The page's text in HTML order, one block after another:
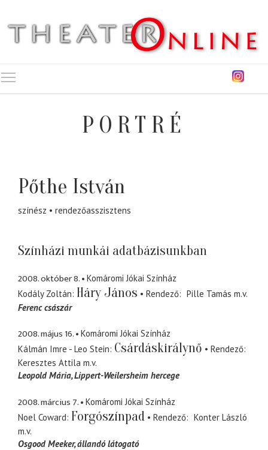
PORTRÉ
Pőthe István
színész rendezőasszisztens
Színházi munkái adatbázisunkban
2008. október 8.
Komáromi Jókai Színház
Kodály Zoltán Háry János Rendező Pille Tamás m.v.
Ferenc császár
2008. május 16.
Komáromi Jókai Színház
Kálmán Imre - Leo Stein Csárdáskirálynő
Rendező
Keresztes Attila m.v.
Leopold Mária Lippert-Weilersheim hercege
2008. március 7.
Komáromi Jókai Színház
Noel Coward Forgószínpad Rendező
Konter László
m.v.
Osgood Meeker állandó látogató